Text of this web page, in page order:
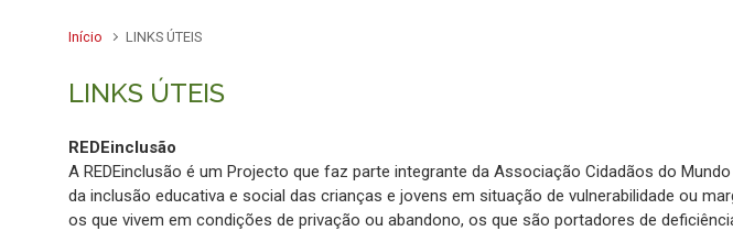
Início LINKS ÚTEIS
LINKS ÚTEIS
REDEinclusão
A REDEinclusão é um Projecto que faz parte integrante da Associação Cidadãos do
da inclusão educativa e social das crianças e jovens em situação de vulnerabilidade ou
os que vivem em condições de privação ou abandono, os que são portadores de